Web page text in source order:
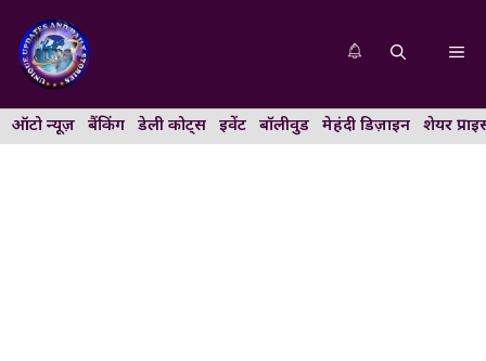
content
ऑटो न्यूज़ बैंकिंग डेली कोट्स इवेंट बॉलीवुड मेहंदी डिज़ाइन शेयर